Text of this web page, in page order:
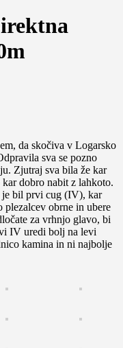
da skočiva v Logarsko
sva se pozno
Zjutraj sva bila že kar
dobro nabit z lahkoto.
je bil prvi cug (IV), kar
obrne in ubere
za vrhnjo glavo, bi
IV uredi bolj na levi
kamina in ni najbolje